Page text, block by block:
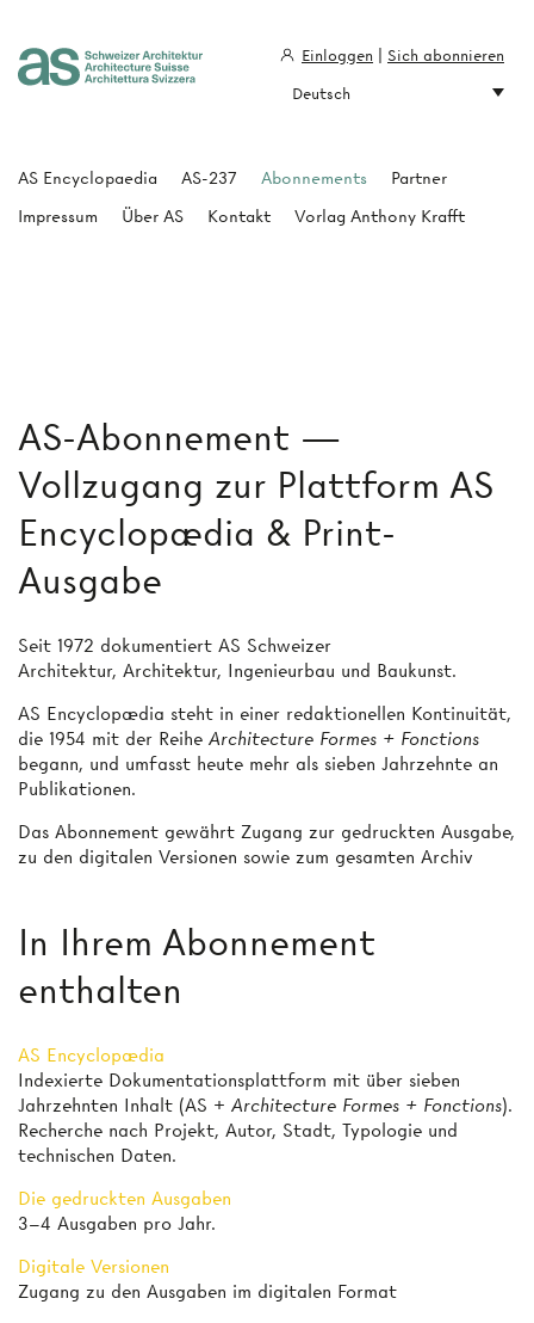
AS-Abonnement —
Vollzugang zur Plattform AS
Encyclopædia & Print-
Ausgabe
Seit 1972 dokumentiert AS Schweizer
Architektur, Architektur, Ingenieurbau und Baukunst.
AS Encyclopædia steht in einer redaktionellen Kontinuität,
die 1954 mit der Reihe Architecture Formes + Fonctions
begann, und umfasst heute mehr als sieben Jahrzehnte an
Publikationen.
Das Abonnement gewährt Zugang zur gedruckten Ausgabe,
zu den digitalen Versionen sowie zum gesamten Archiv
In Ihrem Abonnement
enthalten
AS Encyclopædia
Indexierte Dokumentationsplattform mit über sieben
Jahrzehnten Inhalt (AS + Architecture Formes + Fonctions).
Recherche nach Projekt, Autor, Stadt, Typologie und
technischen Daten.
Die gedruckten Ausgaben
3–4 Ausgaben pro Jahr.
Digitale Versionen
Zugang zu den Ausgaben im digitalen Format
AS Encyclopaedia AS-237 Abonnements
Partner
Impressum
Über AS Kontakt Vorlag Anthony Krafft
Einloggen
Sich abonnieren
Deutsch